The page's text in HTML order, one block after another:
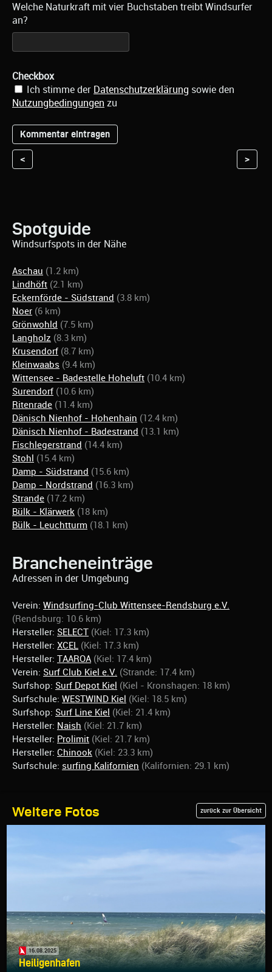
Welche Naturkraft mit vier Buchstaben treibt Windsurfer
an?
Checkbox
Ich stimme der Datenschutzerklärung sowie den
Nutzungbedingungen zu
< >
Spotguide
Windsurfspots in der Nähe
Aschau (1.2 km)
Lindhöft (2.1 km)
Eckernförde - Südstrand (3.8 km)
Noer (6 km)
Grönwohld (7.5 km)
Langholz (8.3 km)
Krusendorf (8.7 km)
Kleinwaabs (9.4 km)
Wittensee - Badestelle Hoheluft (10.4 km)
Surendorf (10.6 km)
Ritenrade (11.4 km)
Dänisch Nienhof - Hohenhain (12.4 km)
Dänisch Nienhof - Badestrand (13.1 km)
Fischlegerstrand (14.4 km)
Stohl (15.4 km)
Damp - Südstrand (15.6 km)
Damp - Nordstrand (16.3 km)
Strande (17.2 km)
Bülk - Klärwerk (18 km)
Bülk - Leuchtturm (18.1 km)
Brancheneinträge
Adressen in der Umgebung
Verein: Windsurfing-Club Wittensee-Rendsburg e.V.
(Rendsburg: 10.6 km)
Hersteller: SELECT (Kiel: 17.3 km)
Hersteller: XCEL (Kiel: 17.3 km)
Hersteller: TAAROA (Kiel: 17.4 km)
Verein: Surf Club Kiel e.V. (Strande: 17.4 km)
Surfshop: Surf Depot Kiel (Kiel - Kronshagen: 18 km)
Surfschule: WESTWIND Kiel (Kiel: 18.5 km)
Surfshop: Surf Line Kiel (Kiel: 21.4 km)
Hersteller: Naish (Kiel: 21.7 km)
Hersteller: Prolimit (Kiel: 21.7 km)
Hersteller: Chinook (Kiel: 23.3 km)
Surfschule: surfing Kalifornien (Kalifornien: 29.1 km)
Weitere Fotos zurück zur Übersicht
16.08.2025
Heiligenhafen